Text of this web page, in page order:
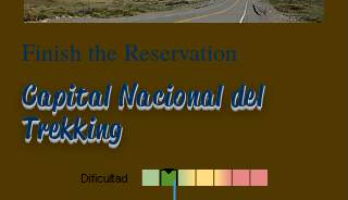
Finish the Reservation
Capital Nacional del
Trekking